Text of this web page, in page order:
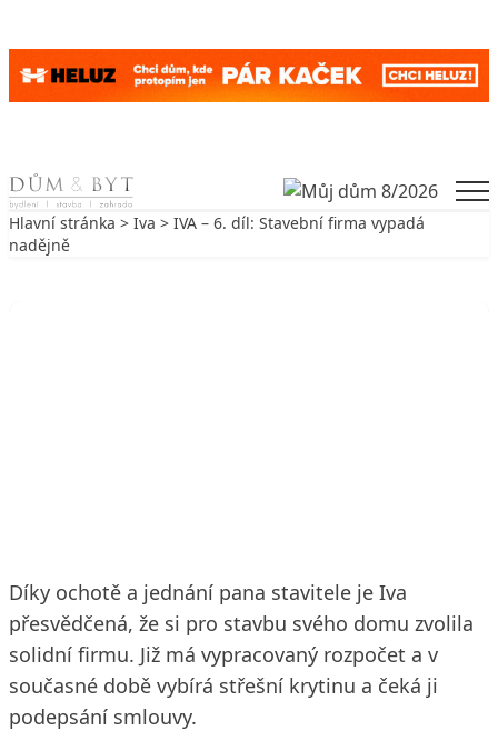
Skip to content
Hlavní stránka > Iva > IVA – 6. díl: Stavební firma vypadá
nadějně
Díky ochotě a jednání pana stavitele je Iva
přesvědčená, že si pro stavbu svého domu zvolila
solidní firmu. Již má vypracovaný rozpočet a v
současné době vybírá střešní krytinu a čeká ji
podepsání smlouvy.